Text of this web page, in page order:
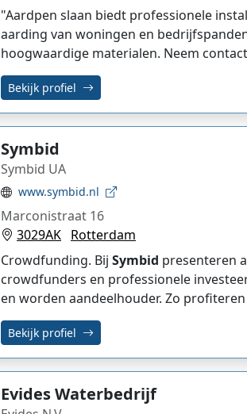
"Aardpen slaan biedt professionele
aarding van woningen en
hoogwaardige materialen. Neem
Bekijk profiel
Symbid
Symbid UA
www.symbid.nl
Marconistraat 16
3029AK Rotterdam
Crowdfunding. Bij Symbid presenteren
crowdfunders en professionele
en worden aandeelhouder. Zo
Bekijk profiel
Evides Waterbedrijf